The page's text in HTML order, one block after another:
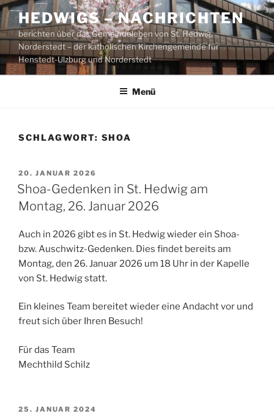
Zum
Inhalt
springen
HEDWIGS – NACHRICHTEN
berichten über das Gemeindeleben von St. Hedwig,
Norderstedt – der katholischen Kirchengemeinde für
Henstedt-Ulzburg und Norderstedt
Menü
SCHLAGWORT: SHOA
VERÖFFENTLICHT
AM
20. JANUAR 2026
Shoa-Gedenken in St. Hedwig am
Montag, 26. Januar 2026
Auch in 2026 gibt es in St. Hedwig wieder ein Shoa-
bzw. Auschwitz-Gedenken. Dies findet bereits am
Montag, den 26. Januar 2026 um 18 Uhr in der Kapelle
von St. Hedwig statt.
Ein kleines Team bereitet wieder eine Andacht vor und
freut sich über Ihren Besuch!
Für das Team
Mechthild Schilz
VERÖFFENTLICHT
25. JANUAR 2024